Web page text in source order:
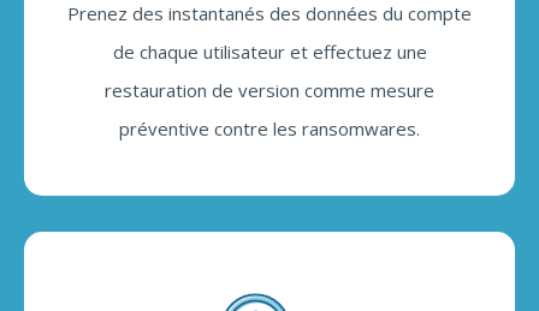
Prenez des instantanés des données du compte
de chaque utilisateur et effectuez une
restauration de version comme mesure
préventive contre les ransomwares.